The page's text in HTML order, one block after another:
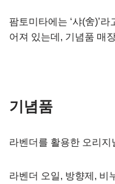
팜토미타에는 ‘샤(舍)’
어져 있는데, 기념품 매
기념품
라벤더를 활용한 오리
라벤더 오일, 방향제, 비